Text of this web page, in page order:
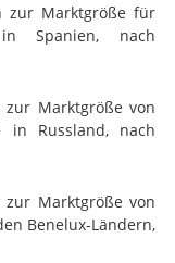
zur Marktgröße für
in Spanien, nach
zur Marktgröße von
in Russland, nach
zur Marktgröße von
Benelux-Ländern,